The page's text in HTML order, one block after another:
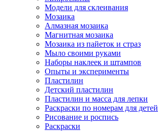
Модели для склеивания
Мозаика
Алмазная мозаика
Магнитная мозаика
Мозаика из пайеток и страз
Мыло своими руками
Наборы наклеек и штампов
Опыты и эксперименты
Пластилин
Детский пластилин
Пластилин и масса для лепки
Раскраски по номерам для детей
Рисование и роспись
Раскраски